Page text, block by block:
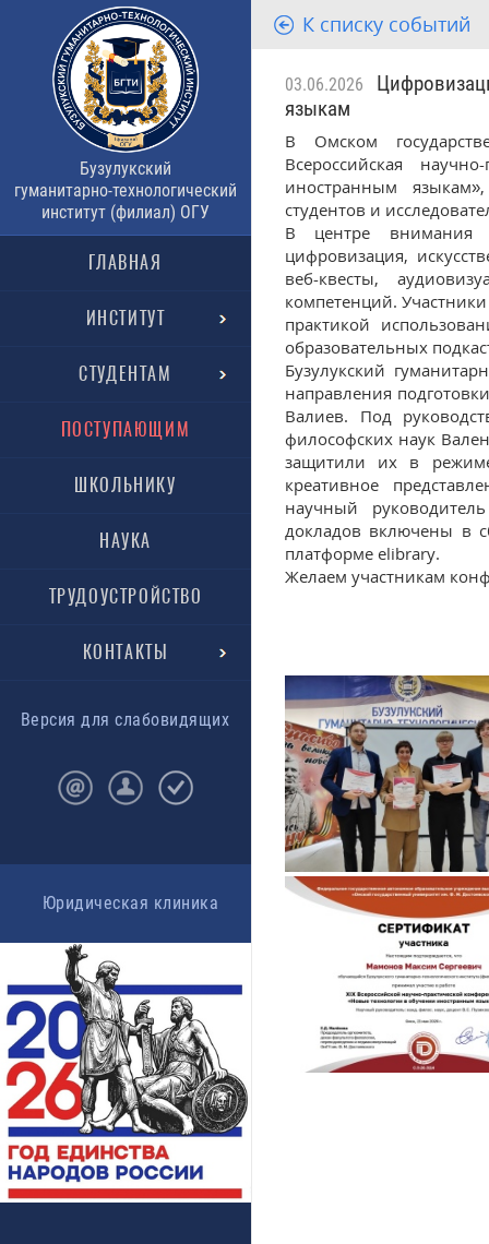
Бузулукский
гуманитарно-технологический
институт (филиал) ОГУ
ГЛАВНАЯ
ИНСТИТУТ
СТУДЕНТАМ
ПОСТУПАЮЩИМ
ШКОЛЬНИКУ
НАУКА
ТРУДОУСТРОЙСТВО
КОНТАКТЫ
Версия для слабовидящих
Юридическая клиника
К списку событий
03.06.2026
языкам
В Омском
Всероссийская
иностранным
студентов и
В центре внимания
цифровизация,
веб-квесты,
компетенций.
практикой
образовательных
Бузулукский
направления
Валиев. Под
философских наук
защитили их в
креативное
научный
докладов включены в
платформе elibrary.
Желаем участникам